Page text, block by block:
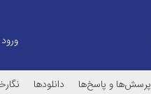
ورود
پرسش‌ها و پاسخ‌ها دانلودها